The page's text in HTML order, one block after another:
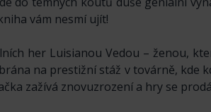
vám nesmí ujít!
her Luisianou Vedou – ženou,
na prestižní stáž v továrně, kde
zažívá znovuzrození a hry se